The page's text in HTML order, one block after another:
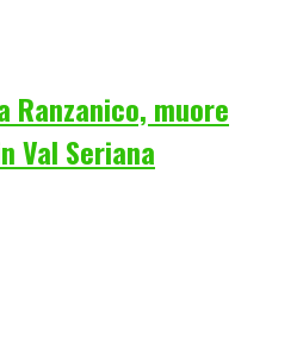
Ranzanico, muore
Val Seriana